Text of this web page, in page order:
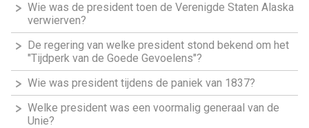
Wie was de president toen de Verenigde Staten Alaska
verwierven?
De regering van welke president stond bekend om het
"Tijdperk van de Goede Gevoelens"?
Wie was president tijdens de paniek van 1837?
Welke president was een voormalig generaal van de
Unie?